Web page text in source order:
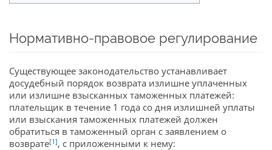
Нормативно-правовое регулирование
Существующее законодательство устанавливает
досудебный порядок возврата излишне уплаченных
или излишне взысканных таможенных платежей:
плательщик в течение 1 года со дня излишней уплаты
или взыскания таможенных платежей должен
обратиться в таможенный орган с заявлением о
возврате[1], с приложенными к нему: